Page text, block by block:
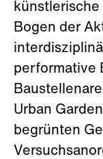
künstlerische
Bogen der
performative
Urban
begrünten